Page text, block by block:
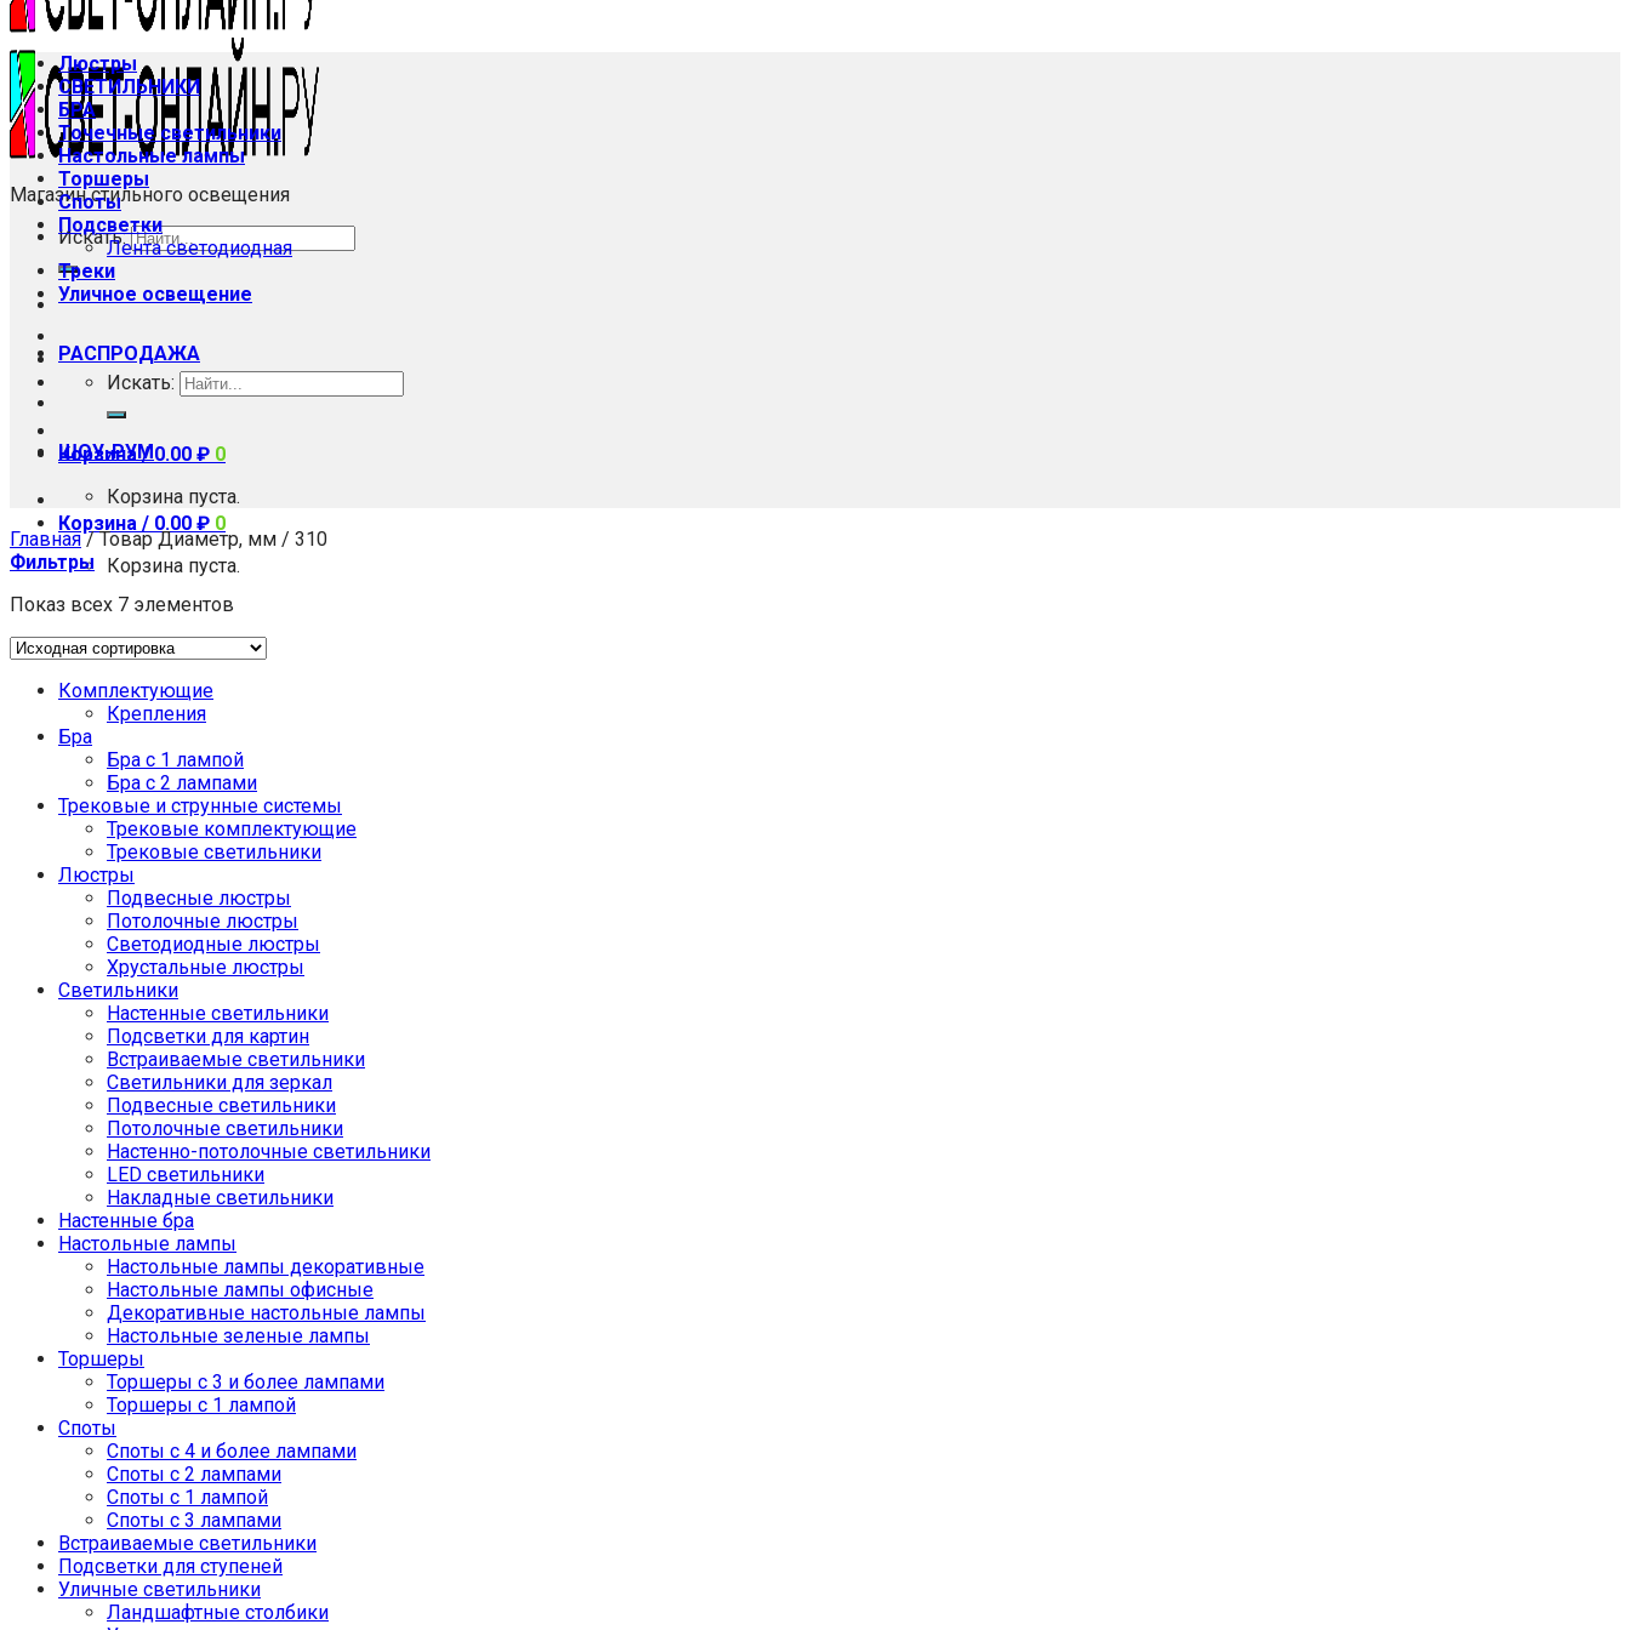
Магазин стильного освещения
Искать:
РАСПРОДАЖА
ШОУ-РУМ
Корзина / 0.00 ₽ 0
Корзина пуста.
Люстры
СВЕТИЛЬНИКИ
БРА
Точечные светильники
Настольные лампы
Торшеры
Споты
Подсветки
Лента светодиодная
Треки
Уличное освещение
Искать:
Корзина /0.00 ₽ 0
Корзина пуста.
Главная /Товар Диаметр, мм / 310
Фильтры
Показ всех 7 элементов
Комплектующие
Крепления
Бра
Бра с 1 лампой
Бра с 2 лампами
Трековые и струнные системы
Трековые комплектующие
Трековые светильники
Люстры
Подвесные люстры
Потолочные люстры
Светодиодные люстры
Хрустальные люстры
Светильники
Настенные светильники
Подсветки для картин
Встраиваемые светильники
Светильники для зеркал
Подвесные светильники
Потолочные светильники
Настенно-потолочные светильники
LED светильники
Накладные светильники
Настенные бра
Настольные лампы
Настольные лампы декоративные
Настольные лампы офисные
Декоративные настольные лампы
Настольные зеленые лампы
Торшеры
Торшеры с 3 и более лампами
Торшеры с 1 лампой
Споты
Споты с 4 и более лампами
Споты с 2 лампами
Споты с 1 лампой
Споты с 3 лампами
Встраиваемые светильники
Подсветки для ступеней
Уличные светильники
Ландшафтные столбики